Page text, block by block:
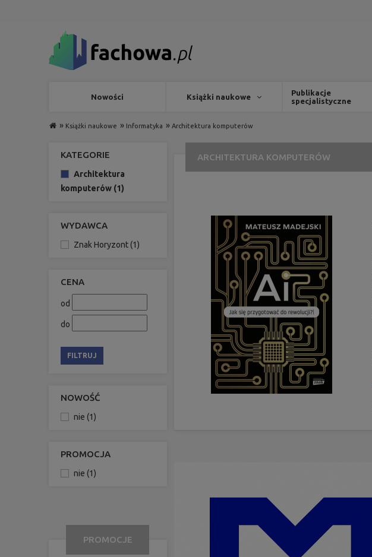
Nowości Książki naukowe
Publikacje
specjalistyczne
» Książki naukowe » Informatyka » Architektura komputerów
KATEGORIE
Architektura
komputerów (1)
WYDAWCA
Znak Horyzont(1)
CENA
od
do
FILTRUJ
NOWOŚĆ
nie (1)
PROMOCJA
nie (1)
PROMOCJE
ARCHITEKTURA KOMPUTERÓW